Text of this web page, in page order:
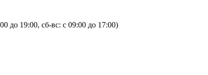
до 19:00, сб-вс: с 09:00 до 17:00)